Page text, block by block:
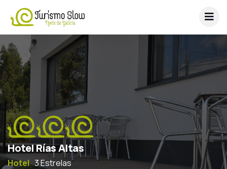
Hotel Rías Altas
Hotel 3 Estrelas